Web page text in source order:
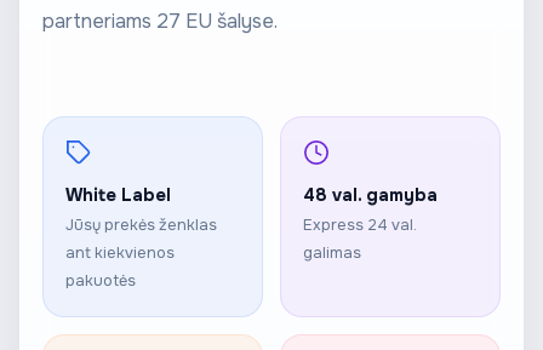
partneriams 27 EU šalyse.
White Label
Jūsų prekės ženklas
ant kiekvienos
pakuotės
48 val. gamyba
Express 24 val.
galimas